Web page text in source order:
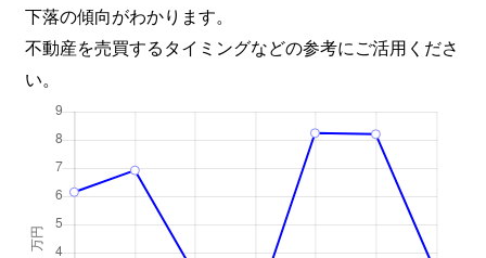
下落の傾向がわかります。
不動産を売買するタイミングなどの参考にご活用くださ
い。